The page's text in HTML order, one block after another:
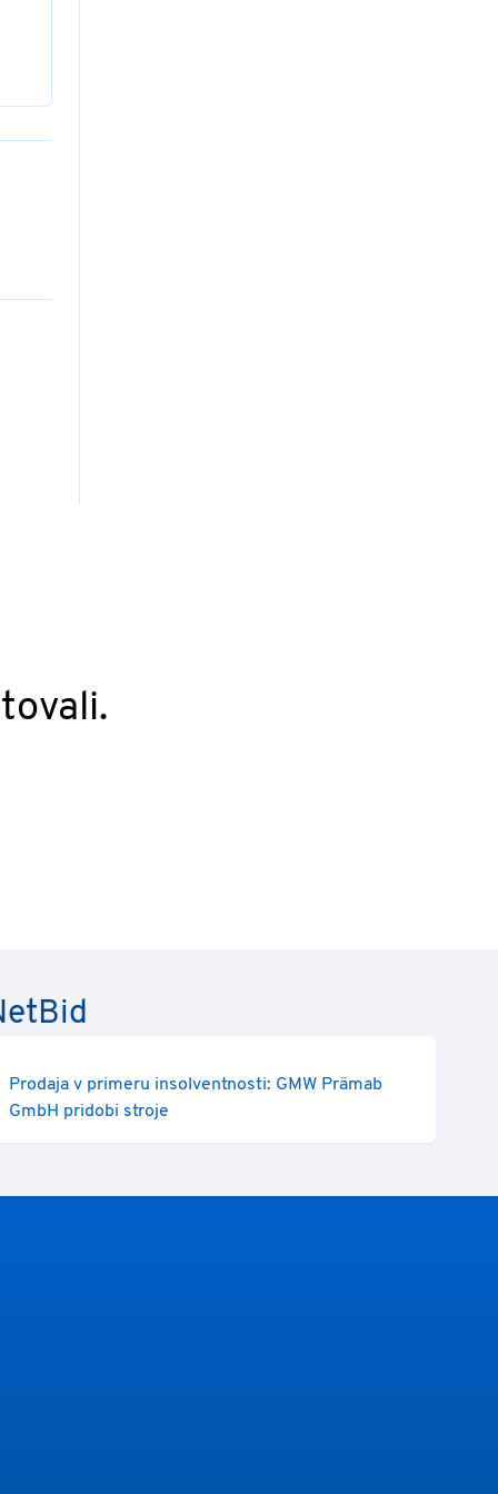
Prodaja v primeru insolventnosti: GMW Prämab
GmbH pridobi stroje